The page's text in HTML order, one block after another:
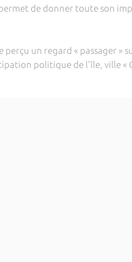
de donner toute son
un regard « passager »
politique de l'île, ville «